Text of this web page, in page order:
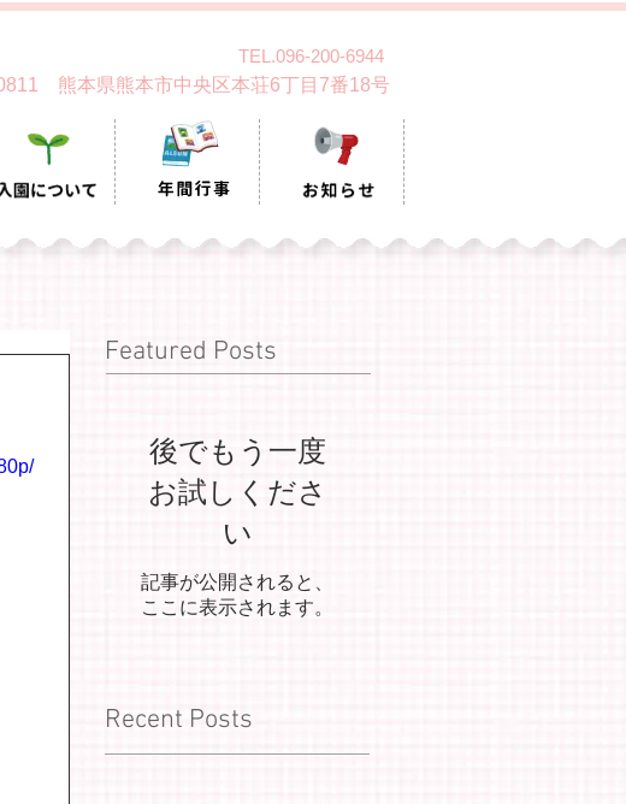
熊本県熊本市中央区本荘6丁目7番18号
TEL.096-200-6944
Featured Posts
後でもう一度
お試しくださ
い
記事が公開されると、
ここに表示されます。
Recent Posts